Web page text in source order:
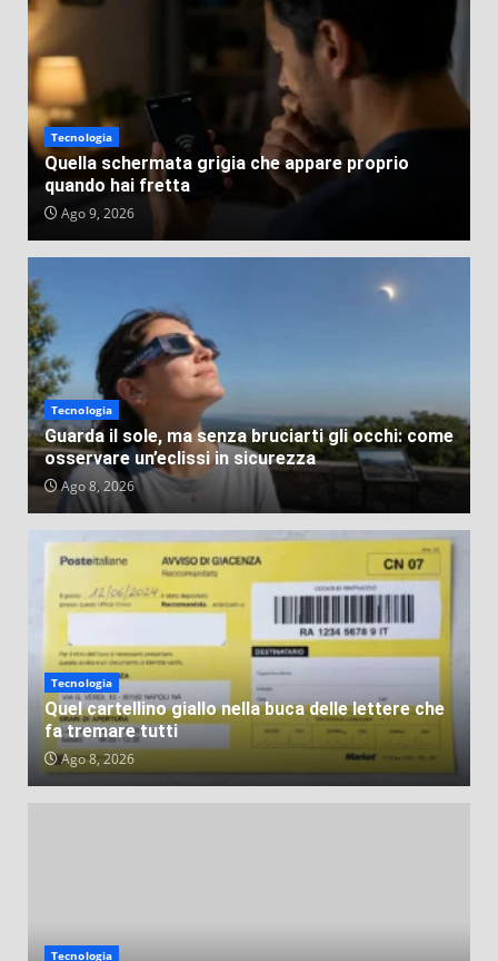
sguardo dagli edifici abbandonati?
VEB
Tecnologia
Quella schermata grigia che appare proprio
quando hai fretta
Ago 9, 2026
Tecnologia
Guarda il sole, ma senza bruciarti gli occhi: come
osservare un’eclissi in sicurezza
Ago 8, 2026
Tecnologia
Quel cartellino giallo nella buca delle lettere che
fa tremare tutti
Ago 8, 2026
Tecnologia